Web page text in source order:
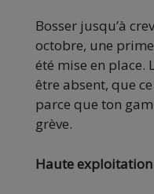
Bosser jusqu’à
octobre, une
été mise en place.
être absent, que
parce que ton
grève.
Haute exploitation